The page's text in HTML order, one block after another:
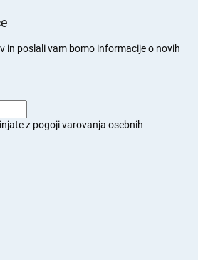
in poslali vam bomo informacije o novih
z pogoji varovanja osebnih